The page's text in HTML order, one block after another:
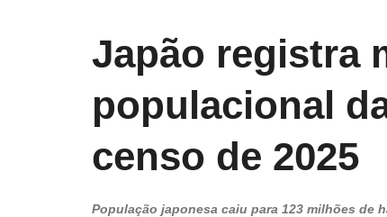
Japão registra
populacional
censo de 2025
População japonesa caiu para 123 milhões de